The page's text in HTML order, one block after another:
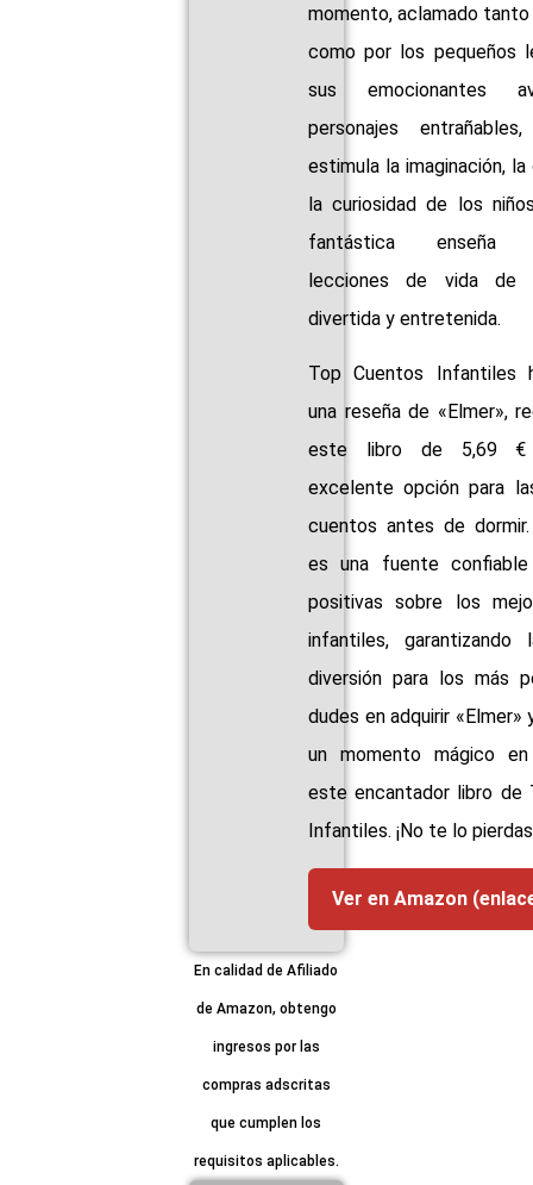
momento, aclamado
como por los pequeños
sus emocionantes
personajes
estimula la imaginación,
la curiosidad de los
fantástica enseña
lecciones de vida de
divertida y entretenida.
Top Cuentos Infantiles
una reseña de «Elmer»,
este libro de 5,69 €
excelente opción para
cuentos antes de
es una fuente
positivas sobre los
infantiles,
diversión para los más
dudes en adquirir
un momento mágico
este encantador libro de
Infantiles. ¡No te lo
Ver en Amazon
En calidad de Afiliado
de Amazon, obtengo
ingresos por las
compras adscritas
que cumplen los
requisitos aplicables.